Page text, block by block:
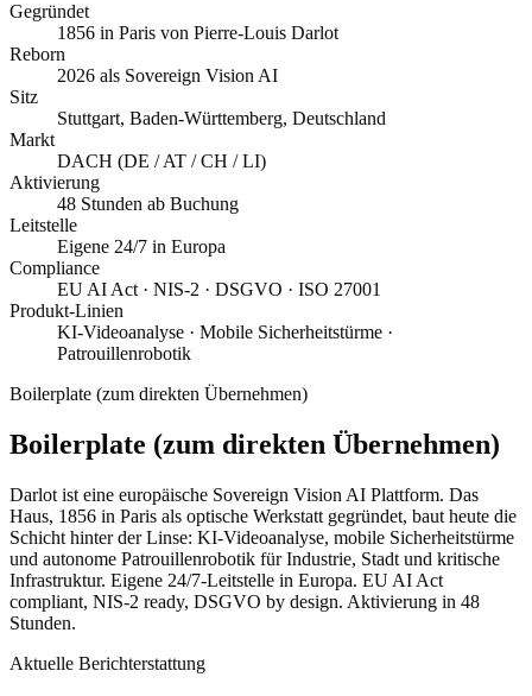
Gegründet
1856 in Paris von Pierre-Louis Darlot
Reborn
2026 als Sovereign Vision AI
Sitz
Stuttgart, Baden-Württemberg, Deutschland
Markt
DACH (DE / AT / CH / LI)
Aktivierung
48 Stunden ab Buchung
Leitstelle
Eigene 24/7 in Europa
Compliance
EU AI Act · NIS-2 · DSGVO · ISO 27001
Produkt-Linien
KI-Videoanalyse · Mobile Sicherheitstürme ·
Patrouillenrobotik
Boilerplate (zum direkten Übernehmen)
Boilerplate (zum direkten Übernehmen)
Darlot ist eine europäische Sovereign Vision AI Plattform. Das
Haus, 1856 in Paris als optische Werkstatt gegründet, baut heute die
Schicht hinter der Linse: KI-Videoanalyse, mobile Sicherheitstürme
und autonome Patrouillenrobotik für Industrie, Stadt und kritische
Infrastruktur. Eigene 24/7-Leitstelle in Europa. EU AI Act
compliant, NIS-2 ready, DSGVO by design. Aktivierung in 48
Stunden.
Aktuelle Berichterstattung